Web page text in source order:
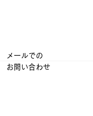
メールでの
​お問い合わせ